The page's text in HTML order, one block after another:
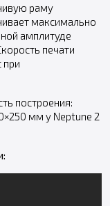
раму
максимально
амплитуде
печати
при
построения:
мм у Neptune 2